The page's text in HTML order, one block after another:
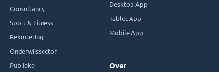
Consultancy
Sport & Fitness
Rekrutering
Onderwijssector
Publieke
Desktop App
Tablet App
Mobile App
Over